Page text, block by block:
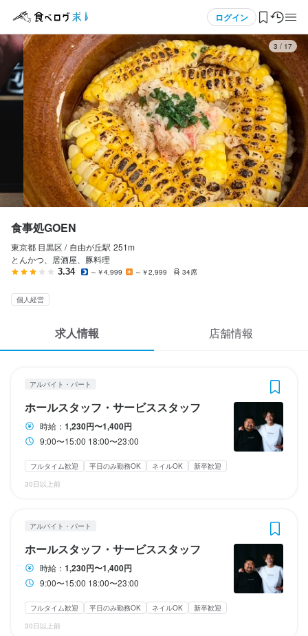
ログイン
ログイン・無料会員登録
食べログ求人TOP
求人検索
マイページ管理
気になる求人
検索履歴・保存した条件
ヘルプ・お問い合わせフォーム
掲載をご検討の店舗様へ
食べログ求人PRESS
プライバシーポリシー
3 / 17
食事処GOEN
東京都 目黒区 / 自由が丘駅 251m
とんかつ、居酒屋、豚料理
3.34 ～￥4,999 ～￥2,999 34席
個人経営
求人情報 店舗情報
アルバイト・パート
ホールスタッフ・サービススタッフ
時給： 1,230円〜1,400円
9:00〜15:00 18:00〜23:00
フルタイム歓迎 平日のみ勤務OK ネイルOK
新卒歓迎
30日以上前
アルバイト・パート
ホールスタッフ・サービススタッフ
時給： 1,230円〜1,400円
9:00〜15:00 18:00〜23:00
フルタイム歓迎 平日のみ勤務OK ネイルOK
新卒歓迎
30日以上前
ホールスタッフ・サービススタッフ
ホールスタッフ・サービススタッフ
1ヶ月〜3ヶ月
勤務時間
9:00〜15:00
18:00〜23:00
応募画面へ進む
ホールスタッフ・サービススタッフ
ホールスタッフ・サービススタッフ
1ヶ月〜3ヶ月
勤務時間
9:00〜15:00
18:00〜23:00
応募画面へ進む